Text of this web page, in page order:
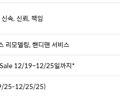
속, 신뢰, 책임
리모델링, 핸디맨 서비스
12/19~12/25일까지*
25-12/25/25)